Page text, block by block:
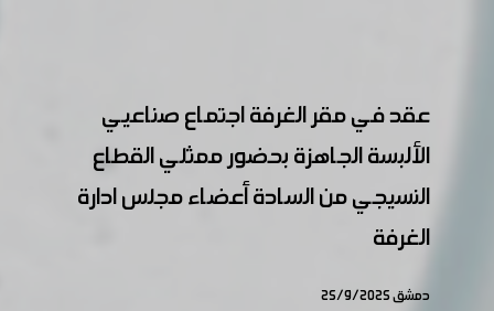
عقد في مقر الغرفة اجتماع صناعيي
الألبسة الجاهزة بحضور ممثلي القطاع
النسيجي من السادة أعضاء مجلس ادارة
الغرفة
دمشق 25/9/2025